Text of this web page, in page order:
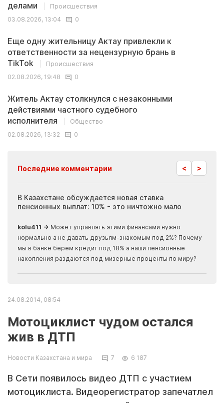
делами
Происшествия
03.08.2026, 13:04
0
Еще одну жительницу Актау привлекли к
ответственности за нецензурную брань в
TikTok
Происшествия
02.08.2026, 19:48
0
Житель Актау столкнулся с незаконными
действиями частного судебного
исполнителя
Общество
02.08.2026, 13:32
0
Последние комментарии < >
В Казахстане обсуждается новая ставка
пенсионных выплат: 10% - это ничтожно мало
kolu411 → Может управлять этими финансами нужно
нормально а не давать друзьям-знакомым под 2%? Почему
мы в банке берем кредит под 18% а наши пенсионные
накопления раздаются под мизерные проценты по миру?
24.08.2014, 08:54
Мотоциклист чудом остался
жив в ДТП
Новости Казахстана и мира 7 6 187
В Сети появилось видео ДТП с участием
мотоциклиста. Видеорегистратор запечатлел
как мотоциклист на полной скорости